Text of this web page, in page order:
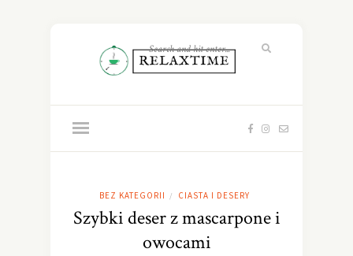
BEZ KATEGORII / CIASTA I DESERY
Szybki deser z mascarpone i
owocami